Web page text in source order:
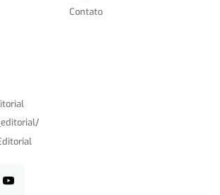
Contato